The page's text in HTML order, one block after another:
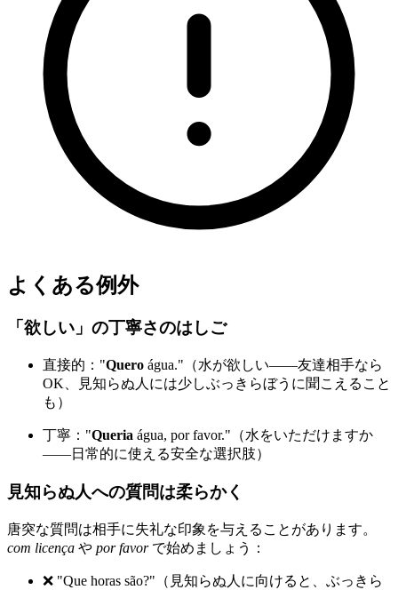
よくある例外
「欲しい」の丁寧さのはしご
直接的："Quero água."（水が欲しい——友達相手なら
OK、見知らぬ人には少しぶっきらぼうに聞こえること
も）
丁寧："Queria água, por favor."（水をいただけますか
——日常的に使える安全な選択肢）
見知らぬ人への質問は柔らかく
唐突な質問は相手に失礼な印象を与えることがあります。
com licença や por favorで始めましょう：
❌ "Que horas são?"（見知らぬ人に向けると、ぶっきら